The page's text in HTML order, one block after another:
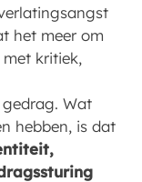
het meer om
kritiek,
Wat
hebben, is dat